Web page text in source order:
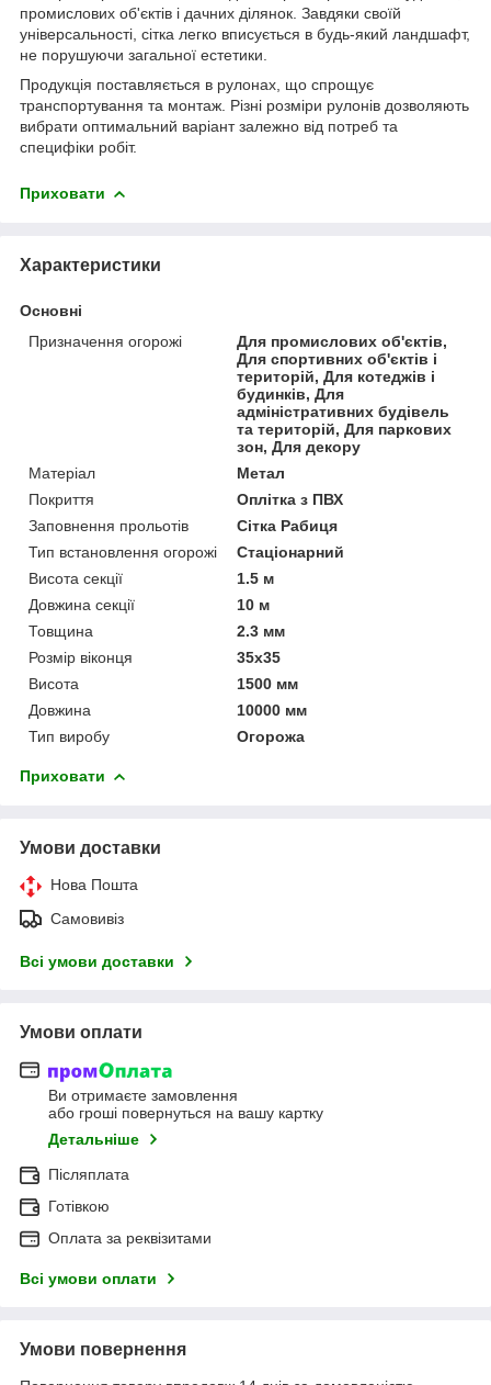
промислових об'єктів і дачних ділянок. Завдяки своїй
універсальності, сітка легко вписується в будь-який ландшафт,
не порушуючи загальної естетики.
Продукція поставляється в рулонах, що спрощує
транспортування та монтаж. Різні розміри рулонів дозволяють
вибрати оптимальний варіант залежно від потреб та
специфіки робіт.
Приховати
Характеристики
Основні
Призначення огорожі
Для промислових об'єктів,
Для спортивних об'єктів і
територій, Для котеджів і
будинків, Для
адміністративних будівель
та територій, Для паркових
зон, Для декору
Матеріал
Метал
Покриття
Оплітка з ПВХ
Заповнення прольотів
Сітка Рабиця
Тип встановлення огорожі
Стаціонарний
Висота секції
1.5 м
Довжина секції
10 м
Товщина
2.3 мм
Розмір віконця
35х35
Висота
1500 мм
Довжина
10000 мм
Тип виробу
Огорожа
Приховати
Умови доставки
Нова Пошта
Самовивіз
Всі умови доставки
Умови оплати
Ви отримаєте замовлення
або гроші повернуться на вашу картку
Детальніше
Післяплата
Готівкою
Оплата за реквізитами
Всі умови оплати
Умови повернення